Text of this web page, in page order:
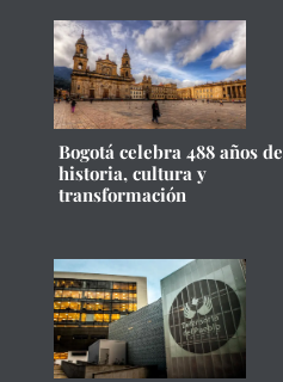
Bogotá celebra 488 años de
historia, cultura y
transformación